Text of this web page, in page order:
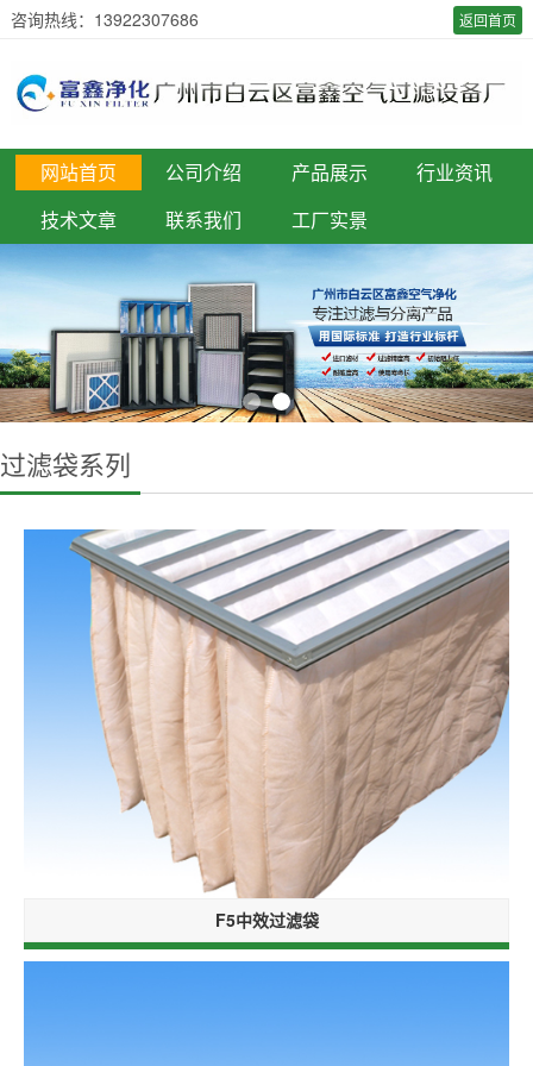
返回首页
咨询热线：13922307686
网站首页 公司介绍 产品展示
行业资讯
技术文章
联系我们 工厂实景
过滤袋系列
F5中效过滤袋